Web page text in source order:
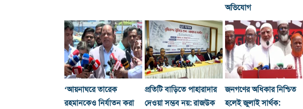
অভিযোগ
‘আয়নাঘরে তারেক
রহমানকেও নির্যাতন করা
প্রতিটি বাড়িতে পাহারাদার
দেওয়া সম্ভব নয়: রাজউক
জনগণের অধিকার নিশ্চিত
হলেই জুলাই সার্থক: